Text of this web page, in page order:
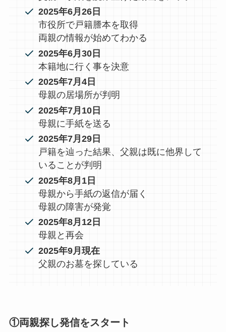
2025年6月26日
市役所で戸籍謄本を取得
両親の情報が始めてわかる
2025年6月30日
本籍地に行く事を決意
2025年7月4日
母親の居場所が判明
2025年7月10日
母親に手紙を送る
2025年7月29日
戸籍を辿った結果、父親は既に他界して
いることが判明
2025年8月1日
母親から手紙の返信が届く
母親の障害が発覚
2025年8月12日
母親と再会
2025年9月現在
父親のお墓を探している
①両親探し発信をスタート